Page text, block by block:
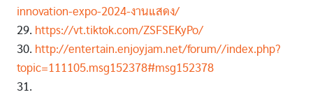
innovation-expo-2024-งานแสดง/
29. https://vt.tiktok.com/ZSFSEKyPo/
30. http://entertain.enjoyjam.net/forum//index.php?
topic=111105.msg152378#msg152378
31.